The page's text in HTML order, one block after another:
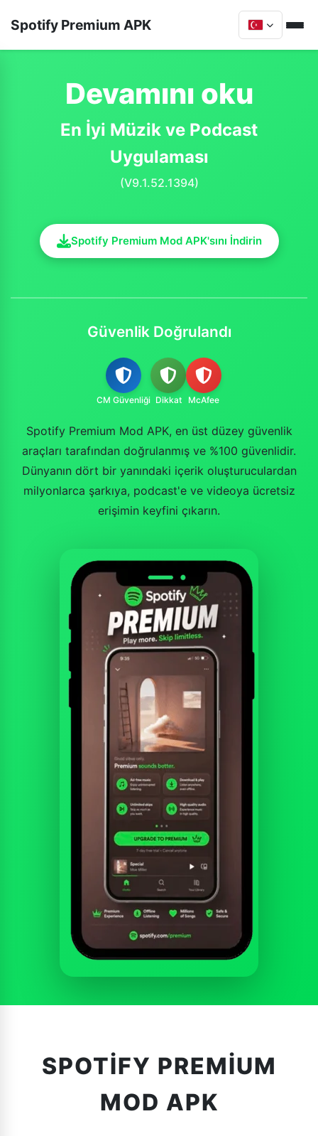
Spotify Premium APK
Devamını oku
En İyi Müzik ve Podcast
Uygulaması
(V9.1.52.1394)
Spotify Premium Mod APK'sını İndirin
Güvenlik Doğrulandı
CM Güvenliği Dikkat McAfee
Spotify Premium Mod APK, en üst düzey güvenlik
araçları tarafından doğrulanmış ve %100 güvenlidir.
Dünyanın dört bir yanındaki içerik oluşturuculardan
milyonlarca şarkıya, podcast'e ve videoya ücretsiz
erişimin keyfini çıkarın.
SPOTIFY PREMIUM
MOD APK